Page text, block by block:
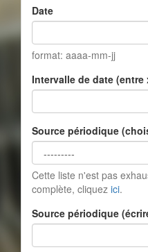
Date
format: aaaa-mm-jj
Intervalle de date (entre
Source périodique
Cette liste n'est pas
complète, cliquez ici.
Source périodique